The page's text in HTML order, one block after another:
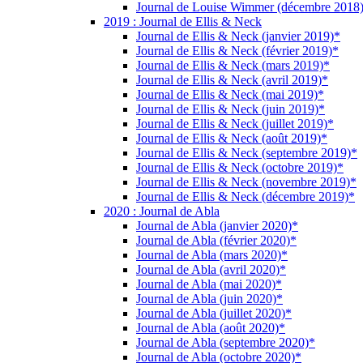
Journal de Louise Wimmer (décembre
2019 : Journal de Ellis & Neck
Journal de Ellis & Neck (janvier 2019)*
Journal de Ellis & Neck (février 2019)*
Journal de Ellis & Neck (mars 2019)*
Journal de Ellis & Neck (avril 2019)*
Journal de Ellis & Neck (mai 2019)*
Journal de Ellis & Neck (juin 2019)*
Journal de Ellis & Neck (juillet 2019)*
Journal de Ellis & Neck (août 2019)*
Journal de Ellis & Neck (septembre 2019)*
Journal de Ellis & Neck (octobre 2019)*
Journal de Ellis & Neck (novembre 2019)*
Journal de Ellis & Neck (décembre 2019)*
2020 : Journal de Abla
Journal de Abla (janvier 2020)*
Journal de Abla (février 2020)*
Journal de Abla (mars 2020)*
Journal de Abla (avril 2020)*
Journal de Abla (mai 2020)*
Journal de Abla (juin 2020)*
Journal de Abla (juillet 2020)*
Journal de Abla (août 2020)*
Journal de Abla (septembre 2020)*
Journal de Abla (octobre 2020)*